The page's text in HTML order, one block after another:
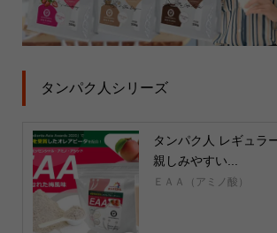
タンパク人シリーズ
タンパク人 レギュラ
親しみやすい...
ＥＡＡ（アミノ酸）